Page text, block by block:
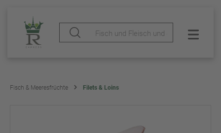
Fisch & Meeresfrüchte Filets & Loins